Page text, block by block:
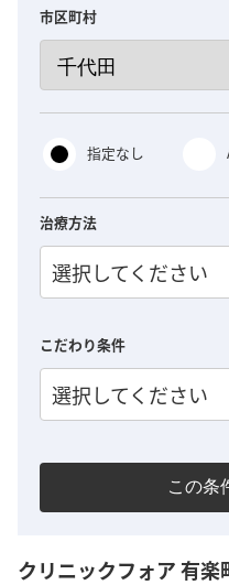
市区町村
指定なし
治療方法
選択してください
こだわり条件
選択してください
この条
クリニックフォア 有楽